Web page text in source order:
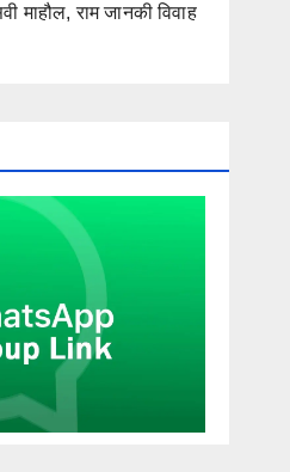
माहौल, राम जानकी विवाह